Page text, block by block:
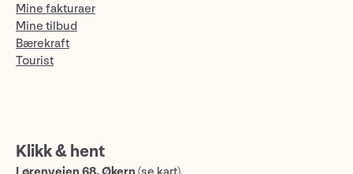
Mine fakturaer
Mine tilbud
Bærekraft
Tourist
Klikk & hent